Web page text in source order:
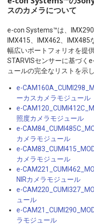
スのカメラについて
e-con Systems™は、
IMX415、IMX462、
幅広いポートフォリオを提
STARVISセンサーに基づく
ュールの完全なリストを示し
e-
ーカスカメラモジュール
e-
照度カメラモジュール
e-
カメラモジュール
e-
カメラモジュール
e-
NIRカメラモジュール
e-
ュール
e-
ラモジュール